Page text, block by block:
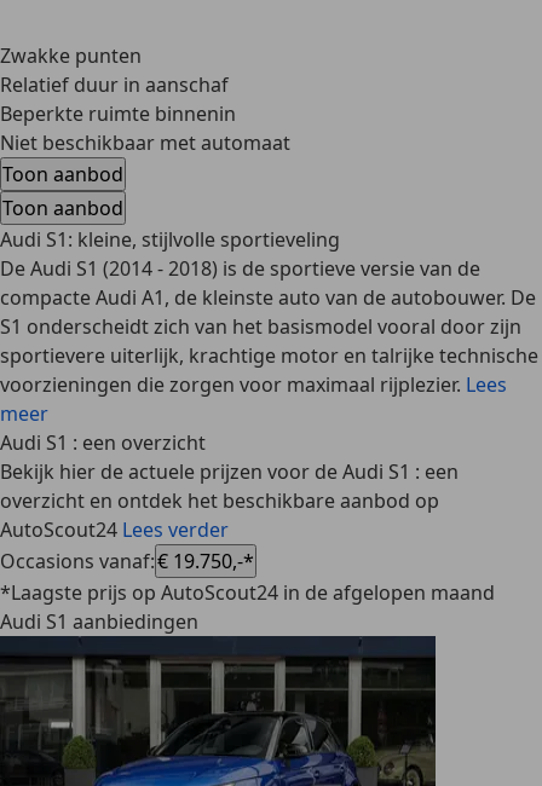
Zwakke punten
Relatief duur in aanschaf
Beperkte ruimte binnenin
Niet beschikbaar met automaat
Toon aanbod
Toon aanbod
Audi S1: kleine, stijlvolle sportieveling
De Audi S1 (2014 - 2018) is de sportieve versie van de
compacte Audi A1, de kleinste auto van de autobouwer. De
S1 onderscheidt zich van het basismodel vooral door zijn
sportievere uiterlijk, krachtige motor en talrijke technische
voorzieningen die zorgen voor maximaal rijplezier. Lees
meer
Audi S1 : een overzicht
Bekijk hier de actuele prijzen voor de Audi S1 : een
overzicht en ontdek het beschikbare aanbod op
AutoScout24 Lees verder
Occasions vanaf:€ 19.750,-*
*Laagste prijs op AutoScout24 in de afgelopen maand
Audi S1 aanbiedingen